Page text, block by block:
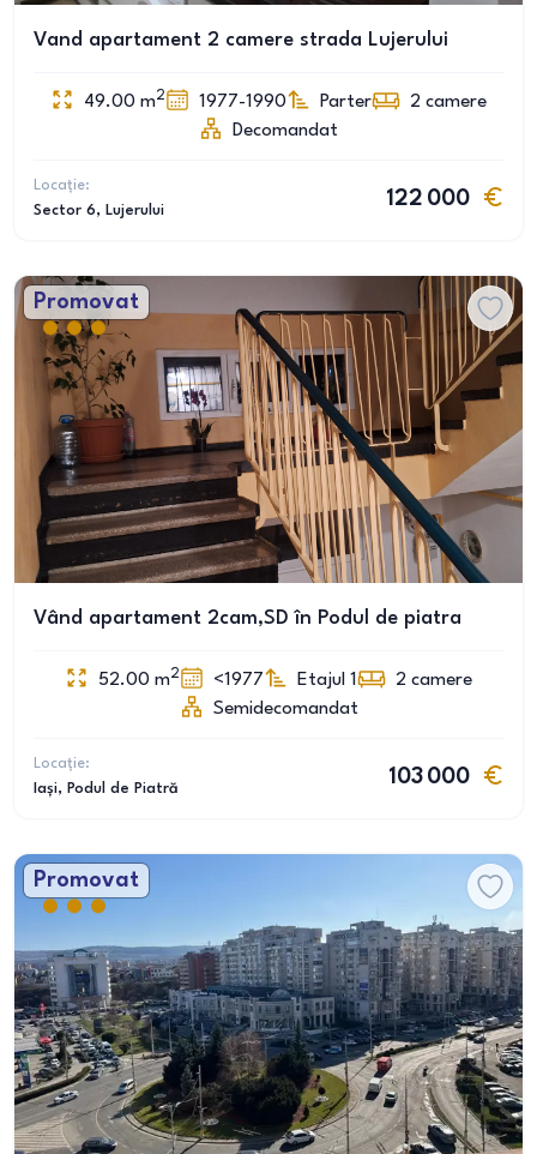
Vand apartament 2 camere strada Lujerului
49.00 m2 1977-1990 Parter 2 camere
Decomandat
Locație:
Sector 6, Lujerului
122 000
Promovat
Vând apartament 2cam,SD în Podul de piatra
52.00 m2 <1977 Etajul 1 2 camere
Semidecomandat
Locație:
Iași, Podul de Piatră
103 000
Promovat